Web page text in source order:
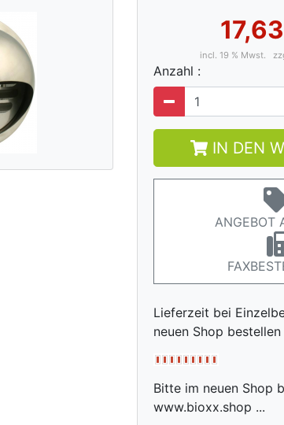
incl. 19 % Mwst.
Anzahl :
IN DEN
ANGEBOT
Lieferzeit bei
neuen Shop
Bitte im neuen Shop
www.bioxx.shop ...